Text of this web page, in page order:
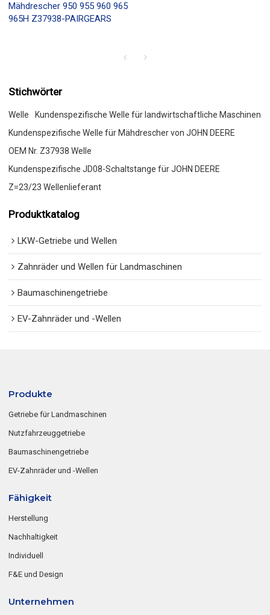
Mähdrescher 950 955 960 965
965H Z37938-PAIRGEARS
Stichwörter
Welle
Kundenspezifische Welle für landwirtschaftliche Maschinen
Kundenspezifische Welle für Mähdrescher von JOHN DEERE
OEM Nr. Z37938 Welle
Kundenspezifische JD08-Schaltstange für JOHN DEERE
Z=23/23 Wellenlieferant
Produktkatalog
LKW-Getriebe und Wellen
Zahnräder und Wellen für Landmaschinen
Baumaschinengetriebe
EV-Zahnräder und -Wellen
Produkte
Getriebe für Landmaschinen
Nutzfahrzeuggetriebe
Baumaschinengetriebe
EV-Zahnräder und -Wellen
Fähigkeit
Herstellung
Nachhaltigkeit
Individuell
F&E und Design
Unternehmen